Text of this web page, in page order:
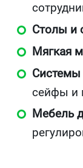
Столы и
Мягкая
Системы
сейфы и
Мебель